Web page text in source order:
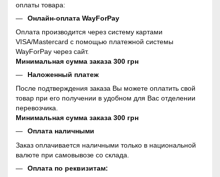
оплаты товара:
Онлайн-оплата WayForPay
Оплата производится через систему картами
VISA/Mastercard с помощью платежной системы
WayForPay через сайт.
Минимальная сумма заказа 300 грн
Наложенный платеж
После подтверждения заказа Вы можете оплатить свой
товар при его получении в удобном для Вас отделении
перевозчика.
Минимальная сумма заказа 300 грн
Оплата наличными
Заказ оплачивается наличными только в национальной
валюте при самовывозе со склада.
Оплата по реквизитам: